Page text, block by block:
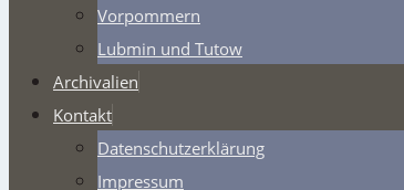
Vorpommern
Lubmin und Tutow
Archivalien
Kontakt
Datenschutzerklärung
Impressum